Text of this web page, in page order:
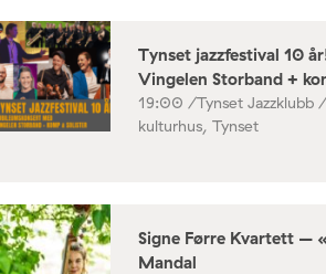
Tynset jazzfestival 10
Vingelen Storband +
19:00 /Tynset Jazzklubb
kulturhus, Tynset
Signe Førre Kvartett –
Mandal